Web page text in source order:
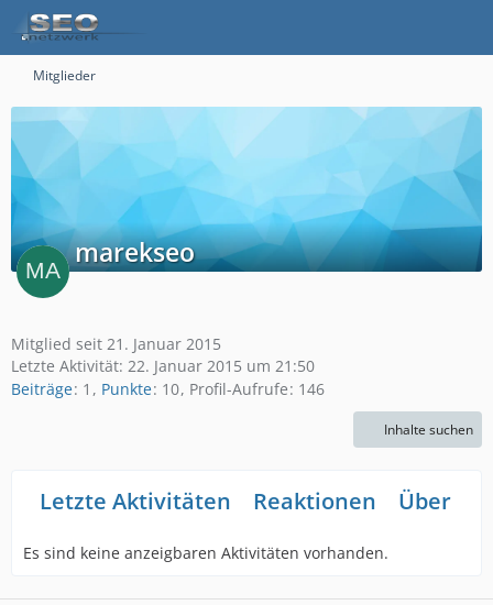
Mitglieder
marekseo
Mitglied seit 21. Januar 2015
Letzte Aktivität: 22. Januar 2015 um 21:50
Beiträge 1 Punkte 10 Profil-Aufrufe 146
Inhalte suchen
Letzte Aktivitäten Reaktionen Über
Es sind keine anzeigbaren Aktivitäten vorhanden.